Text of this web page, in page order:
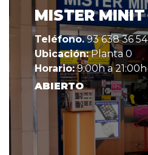
MISTER MINIT
Teléfono.93 638 36 54
Ubicación:Planta 0
Horario:9:00h a 21:00h
ABIERTO